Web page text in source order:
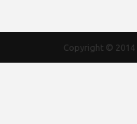
Copyright © 2014